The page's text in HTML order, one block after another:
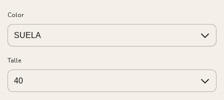
Color
Talle